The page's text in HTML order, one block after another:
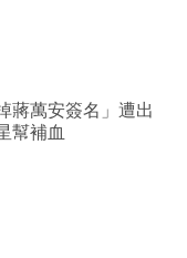
蔣萬安簽名」遭出
幫補血